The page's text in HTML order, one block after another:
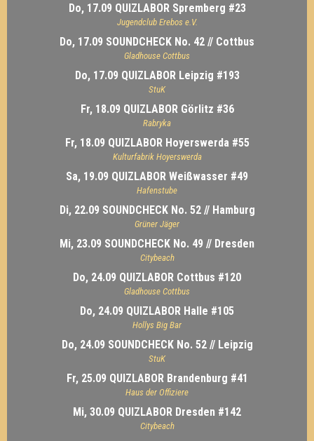
Do, 17.09 QUIZLABOR Spremberg #23
Jugendclub Erebos e.V.
Do, 17.09 SOUNDCHECK No. 42 // Cottbus
Gladhouse Cottbus
Do, 17.09 QUIZLABOR Leipzig #193
StuK
Fr, 18.09 QUIZLABOR Görlitz #36
Rabryka
Fr, 18.09 QUIZLABOR Hoyerswerda #55
Kulturfabrik Hoyerswerda
Sa, 19.09 QUIZLABOR Weißwasser #49
Hafenstube
Di, 22.09 SOUNDCHECK No. 52 // Hamburg
Grüner Jäger
Mi, 23.09 SOUNDCHECK No. 49 // Dresden
Citybeach
Do, 24.09 QUIZLABOR Cottbus #120
Gladhouse Cottbus
Do, 24.09 QUIZLABOR Halle #105
Hollys Big Bar
Do, 24.09 SOUNDCHECK No. 52 // Leipzig
StuK
Fr, 25.09 QUIZLABOR Brandenburg #41
Haus der Offiziere
Mi, 30.09 QUIZLABOR Dresden #142
Citybeach